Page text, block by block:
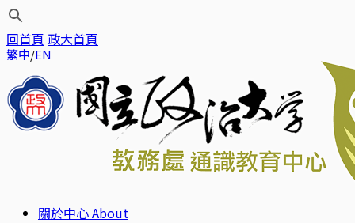
回首頁 政大首頁
繁中 EN
關於中心About